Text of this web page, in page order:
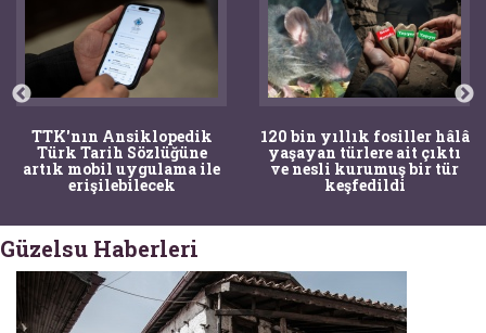
TTK'nın Ansiklopedik
Türk Tarih Sözlüğüne
artık mobil uygulama ile
erişilebilecek
120 bin yıllık fosiller hâlâ
yaşayan türlere ait çıktı
ve nesli kurumuş bir tür
keşfedildi
Güzelsu Haberleri